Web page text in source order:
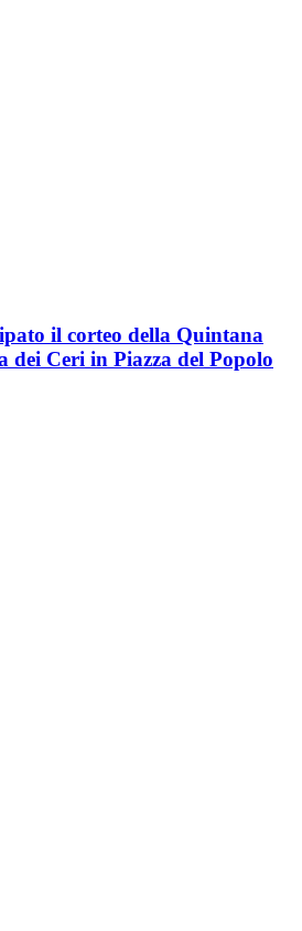
il corteo della Quintana
dei Ceri in Piazza del Popolo